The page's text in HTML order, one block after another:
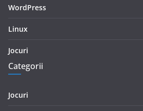
WordPress
Linux
Jocuri
Categorii
Jocuri